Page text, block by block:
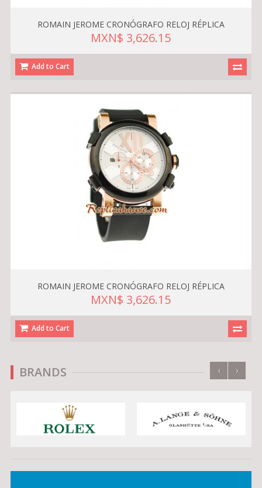
ROMAIN JEROME CRONÓGRAFO RELOJ RÉPLICA
MXN$ 3,626.15
Add to Cart
ROMAIN JEROME CRONÓGRAFO RELOJ RÉPLICA
MXN$ 3,626.15
Add to Cart
BRANDS ‹ ›